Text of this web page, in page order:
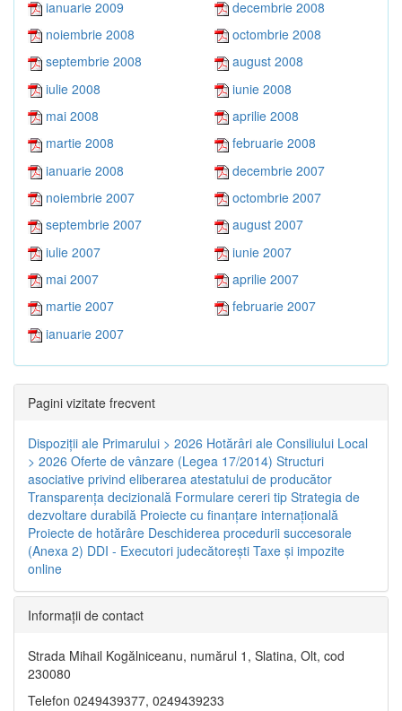
ianuarie 2009
decembrie 2008
noiembrie 2008
octombrie 2008
septembrie 2008
august 2008
iulie 2008
iunie 2008
mai 2008
aprilie 2008
martie 2008
februarie 2008
ianuarie 2008
decembrie 2007
noiembrie 2007
octombrie 2007
septembrie 2007
august 2007
iulie 2007
iunie 2007
mai 2007
aprilie 2007
martie 2007
februarie 2007
ianuarie 2007
Pagini vizitate frecvent
Dispoziţii ale Primarului > 2026 Hotărâri ale Consiliului Local
> 2026 Oferte de vânzare (Legea 17/2014) Structuri
asociative privind eliberarea atestatului de producător
Transparenţa decizională Formulare cereri tip Strategia de
dezvoltare durabilă Proiecte cu finanţare internaţională
Proiecte de hotărâre Deschiderea procedurii succesorale
(Anexa 2) DDI - Executori judecătorești Taxe şi impozite
online
Informaţii de contact
Strada Mihail Kogălniceanu, numărul 1, Slatina, Olt, cod
230080
Telefon 0249439377, 0249439233